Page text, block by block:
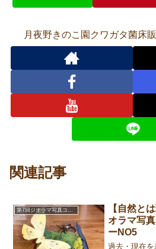
月夜野きのこ園クワガタ菌床
関連記事
第7回ジオラマ写真コンテスト
【自然と
オラマ写
ーNO5
過去・現在